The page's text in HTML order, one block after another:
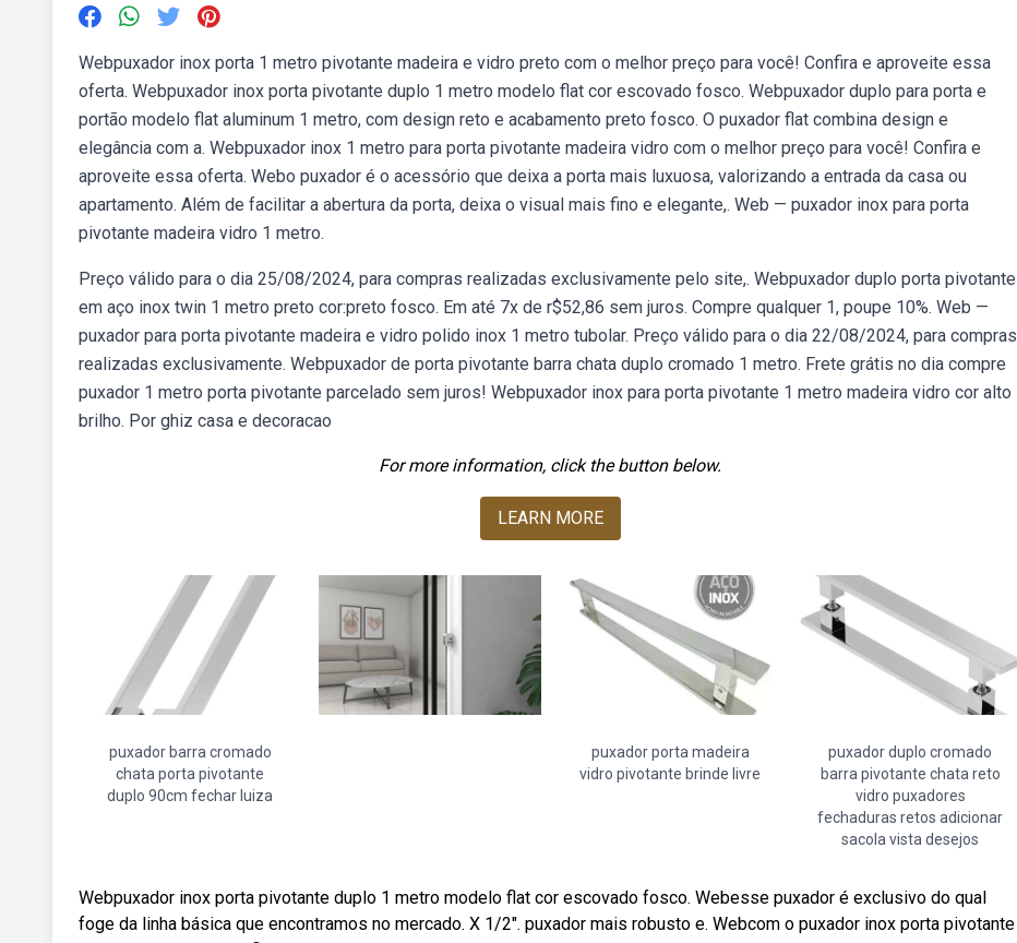
Webpuxador inox porta 1 metro pivotante madeira e vidro preto com o melhor preço para você! Confira e aproveite essa
oferta. Webpuxador inox porta pivotante duplo 1 metro modelo flat cor escovado fosco. Webpuxador duplo para porta e
portão modelo flat aluminum 1 metro, com design reto e acabamento preto fosco. O puxador flat combina design e
elegância com a. Webpuxador inox 1 metro para porta pivotante madeira vidro com o melhor preço para você! Confira e
aproveite essa oferta. Webo puxador é o acessório que deixa a porta mais luxuosa, valorizando a entrada da casa ou
apartamento. Além de facilitar a abertura da porta, deixa o visual mais fino e elegante,. Web — puxador inox para porta
pivotante madeira vidro 1 metro.
Preço válido para o dia 25/08/2024, para compras realizadas exclusivamente pelo site,. Webpuxador duplo porta pivotante
em aço inox twin 1 metro preto cor:preto fosco. Em até 7x de r$52,86 sem juros. Compre qualquer 1, poupe 10%. Web —
puxador para porta pivotante madeira e vidro polido inox 1 metro tubolar. Preço válido para o dia 22/08/2024, para compras
realizadas exclusivamente. Webpuxador de porta pivotante barra chata duplo cromado 1 metro. Frete grátis no dia compre
puxador 1 metro porta pivotante parcelado sem juros! Webpuxador inox para porta pivotante 1 metro madeira vidro cor alto
brilho. Por ghiz casa e decoracao
For more information, click the button below.
LEARN MORE
puxador barra cromado
chata porta pivotante
duplo 90cm fechar luiza
puxador porta madeira
vidro pivotante brinde livre
puxador duplo cromado
barra pivotante chata reto
vidro puxadores
fechaduras retos adicionar
sacola vista desejos
Webpuxador inox porta pivotante duplo 1 metro modelo flat cor escovado fosco. Webesse puxador é exclusivo do qual
foge da linha básica que encontramos no mercado. X 1/2". puxador mais robusto e. Webcom o puxador inox porta pivotante